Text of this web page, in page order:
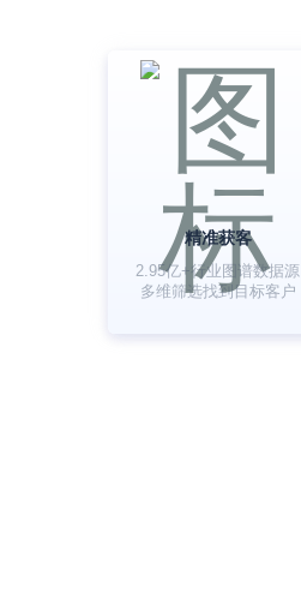
精准获客
2.95亿+行业图谱数据源
多维筛选找到目标客户